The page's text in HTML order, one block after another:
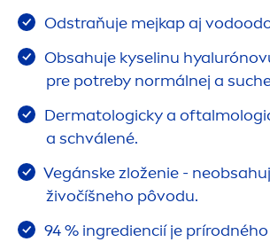
Odstraňuje mejkap aj
Obsahuje kyselinu
pre potreby normálnej a
Dermatologicky a
a schválené.
Vegánske zloženie -
živočíšneho pôvodu.
94 % ingrediencií je